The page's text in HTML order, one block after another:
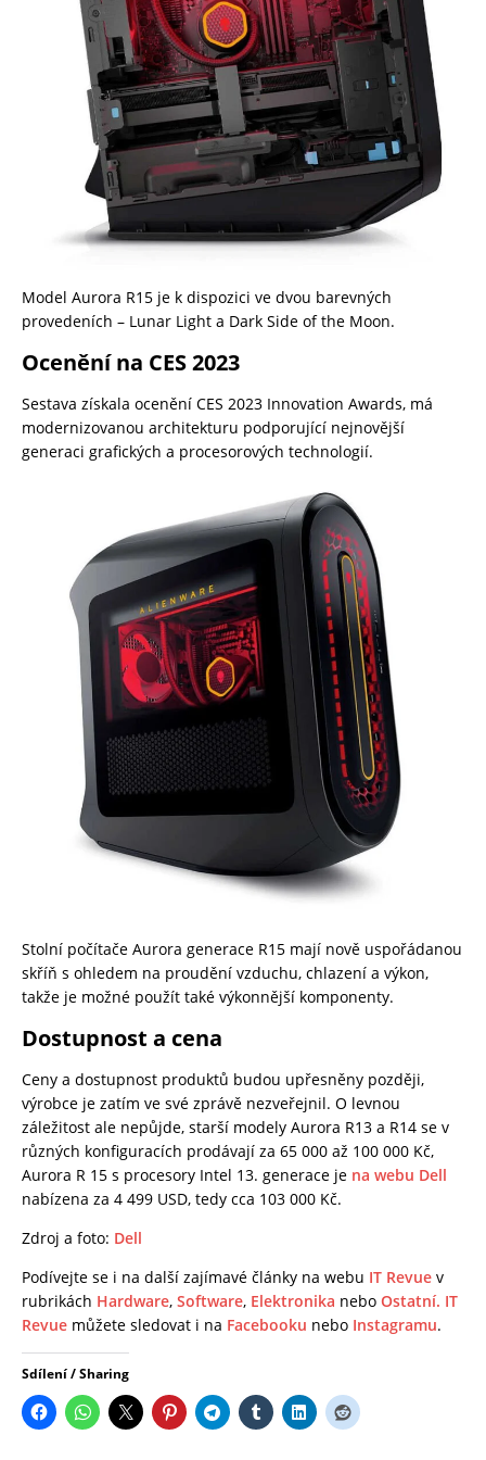
Model Aurora R15 je k dispozici ve dvou barevných
provedeních – Lunar Light a Dark Side of the Moon.
Ocenění na CES 2023
Sestava získala ocenění CES 2023 Innovation Awards, má
modernizovanou architekturu podporující nejnovější
generaci grafických a procesorových technologií.
Stolní počítače Aurora generace R15 mají nově uspořádanou
skříň s ohledem na proudění vzduchu, chlazení a výkon,
takže je možné použít také výkonnější komponenty.
Dostupnost a cena
Ceny a dostupnost produktů budou upřesněny později,
výrobce je zatím ve své zprávě nezveřejnil. O levnou
záležitost ale nepůjde, starší modely Aurora R13 a R14 se v
různých konfiguracích prodávají za 65 000 až 100 000 Kč,
Aurora R 15 s procesory Intel 13. generace je na webu Dell
nabízena za 4 499 USD, tedy cca 103 000 Kč.
Zdroj a foto: Dell
Podívejte se i na další zajímavé články na webu IT Revue v
rubrikách Hardware, Software, Elektronika nebo Ostatní. IT
Revue můžete sledovat i na Facebooku nebo Instagramu.
Sdílení / Sharing